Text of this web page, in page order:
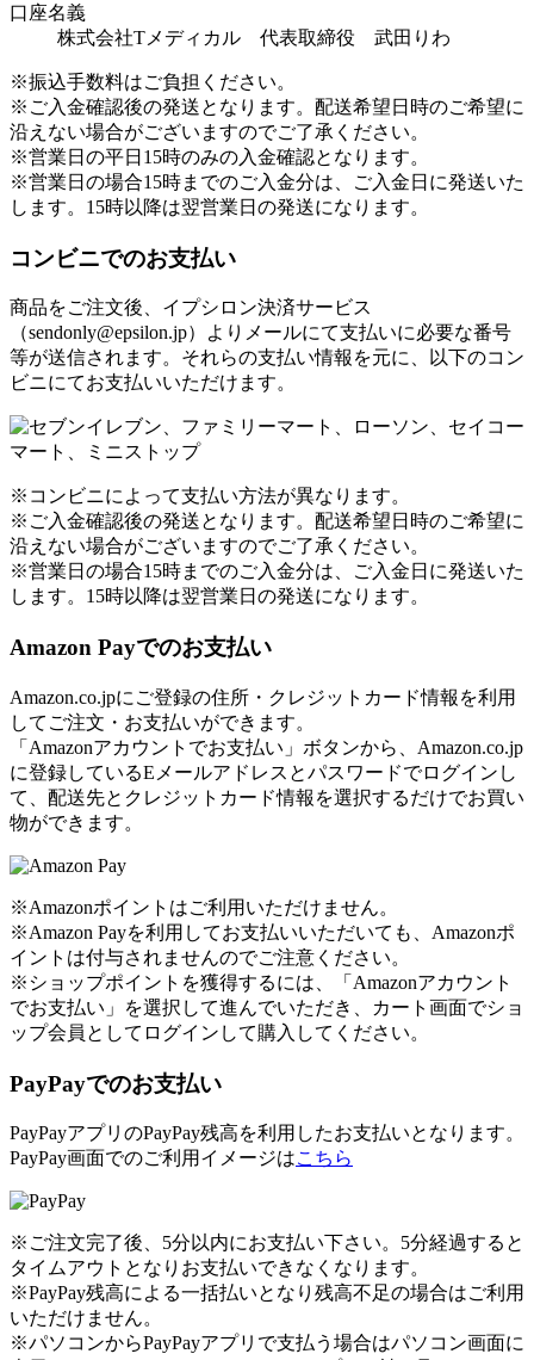
口座名義
株式会社Tメディカル 代表取締役 武田りわ
※振込手数料はご負担ください。
※ご入金確認後の発送となります。配送希望日時のご希望に
沿えない場合がございますのでご了承ください。
※営業日の平日15時のみの入金確認となります。
※営業日の場合15時までのご入金分は、ご入金日に発送いた
します。15時以降は翌営業日の発送になります。
コンビニでのお支払い
商品をご注文後、イプシロン決済サービス
（sendonly@epsilon.jp）よりメールにて支払いに必要な番号
等が送信されます。それらの支払い情報を元に、以下のコン
ビニにてお支払いいただけます。
※コンビニによって支払い方法が異なります。
※ご入金確認後の発送となります。配送希望日時のご希望に
沿えない場合がございますのでご了承ください。
※営業日の場合15時までのご入金分は、ご入金日に発送いた
します。15時以降は翌営業日の発送になります。
Amazon Payでのお支払い
Amazon.co.jpにご登録の住所・クレジットカード情報を利用
してご注文・お支払いができます。
「Amazonアカウントでお支払い」ボタンから、Amazon.co.jp
に登録しているEメールアドレスとパスワードでログインし
て、配送先とクレジットカード情報を選択するだけでお買い
物ができます。
※Amazonポイントはご利用いただけません。
※Amazon Payを利用してお支払いいただいても、Amazonポ
イントは付与されませんのでご注意ください。
※ショップポイントを獲得するには、「Amazonアカウント
でお支払い」を選択して進んでいただき、カート画面でショ
ップ会員としてログインして購入してください。
PayPayでのお支払い
PayPayアプリのPayPay残高を利用したお支払いとなります。
PayPay画面でのご利用イメージはこちら
※ご注文完了後、5分以内にお支払い下さい。5分経過すると
タイムアウトとなりお支払いできなくなります。
※PayPay残高による一括払いとなり残高不足の場合はご利用
いただけません。
※パソコンからPayPayアプリで支払う場合はパソコン画面に